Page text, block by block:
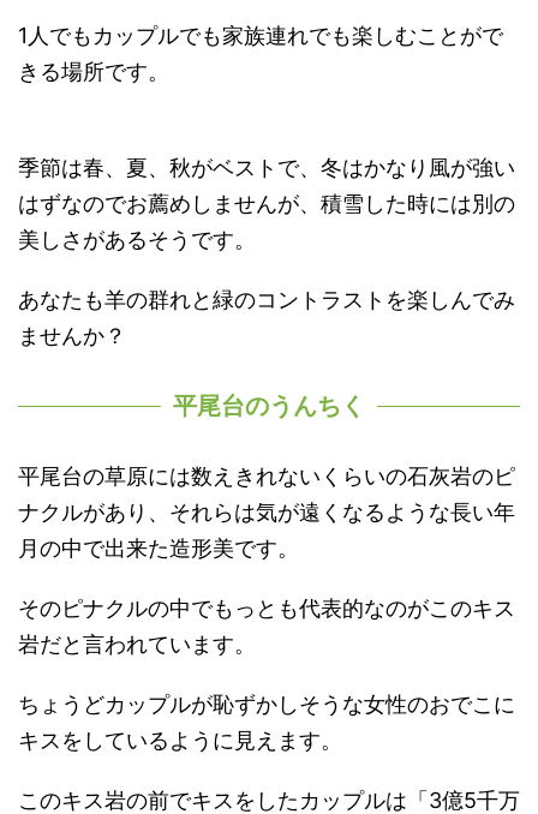
1人でもカップルでも家族連れでも楽しむことがで
きる場所です。
季節は春、夏、秋がベストで、冬はかなり風が強い
はずなのでお薦めしませんが、積雪した時には別の
美しさがあるそうです。
あなたも羊の群れと緑のコントラストを楽しんでみ
ませんか？
平尾台のうんちく
平尾台の草原には数えきれないくらいの石灰岩のピ
ナクルがあり、それらは気が遠くなるような長い年
月の中で出来た造形美です。
そのピナクルの中でもっとも代表的なのがこのキス
岩だと言われています。
ちょうどカップルが恥ずかしそうな女性のおでこに
キスをしているように見えます。
このキス岩の前でキスをしたカップルは「3億5千万